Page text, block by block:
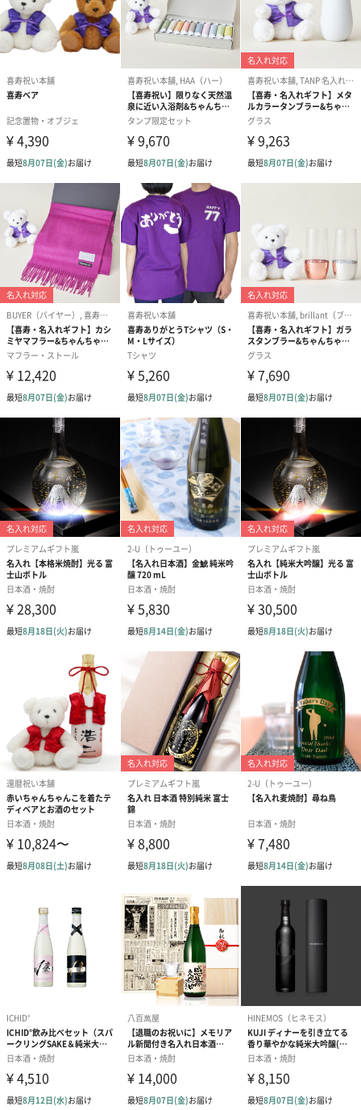
業界初、モンドセレクション5年連続金賞の岐阜の老舗酒蔵が醸
す、純米大吟醸のお酒で、ボトルにちゃんちゃんこを着せた本品
としても、2024年のモンドセレクションで金賞を受賞しました。
鵜飼で名高い清流「長良川」の伏流水、地下128ｍの井戸から汲み
上げた軟水を使用した、日本酒度+4.0とやや辛口で、穏やかな香
りと、なめらかですっきりとした中にも、純米らしい米の旨味が
口中に広がるお酒です。
想いのこもったオリジナルラベルが最高のお酒に仕上げま
す
お酒を仕上げるオリジナルラベル
ラベルにはタイトルやお名前、メッセージ、日付などが書き込め
ます。
喜寿ベアも2色からお選び頂けます
喜寿祝い本舗
還暦祝いの専門店として16年以上にわたり10万人以上の還暦祝い
のお手伝いをしてまいりました。一生に一度の還暦祝いが素敵な
お祝いになるようプレゼントを通してお手伝いさせていただきま
す。
外装サイズ
お酒：幅11.7cmX縦9.5cmX高さ29.5cm
ベア：幅15cmX縦15cmX高さ20cm
賞味期限／消
費期限
【本格焼酎】
本格焼酎ベースのリキュールのため賞味期限の設定は
ございません。
【すっきり梅酒】
本格焼酎ベースのリキュールのため賞味期限の設定は
ございません。
【純米大吟醸】
清酒のため賞味期限の設定はございません。
アルコール度
数
【本格焼酎】
【すっきり梅酒】
【純米大吟醸】
15.8度
原料
【本格焼酎】
麦（国産）、麦麹
【すっきり梅酒】
本格焼酎（国内製造）、梅、糖類-酸味料、香料
【純米大吟醸】
米（五百万石米・国産）、米こうじ（国産米）
配送方法（常
温・冷凍・冷
蔵）
冷暗所で常温保管いただき、開栓後は冷蔵庫で保管
し、できるだけお早めにお召し上がりください。
内容量／数量